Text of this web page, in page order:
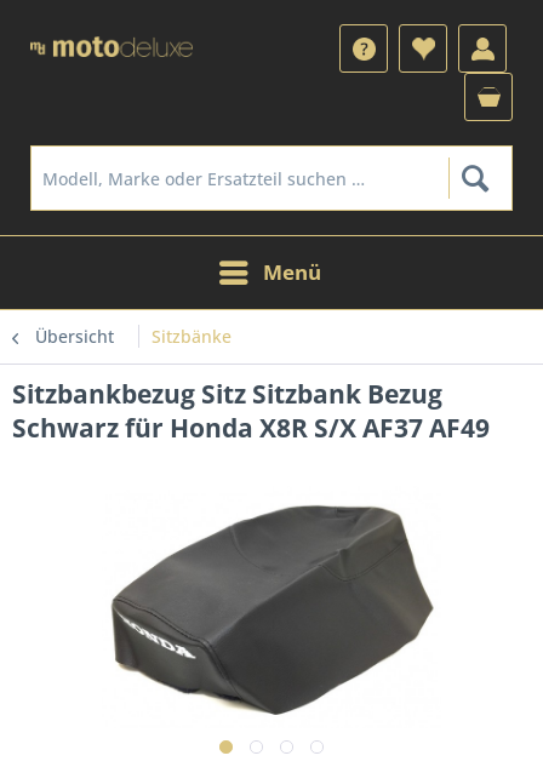
Menü
Übersicht Sitzbänke
Sitzbankbezug Sitz Sitzbank Bezug
Schwarz für Honda X8R S/X AF37 AF49